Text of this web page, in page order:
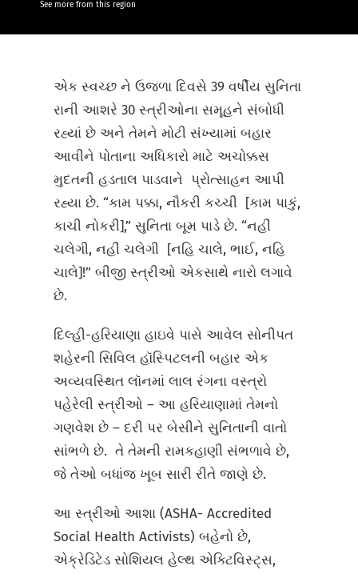
See more from this region
એક સ્વચ્છ ને ઉજળા દિવસે 39 વર્ષીય સુનિતા
રાની આશરે 30 સ્ત્રીઓના સમૂહને સંબોધી
રહ્યાં છે અને તેમને મોટી સંખ્યામાં બહાર
આવીને પોતાના અધિકારો માટે અચોક્કસ
મુદતની હડતાલ પાડવાને પ્રોત્સાહન આપી
રહ્યા છે. “કામ પક્કા, નૌકરી કચ્ચી [કામ પાકું,
કાચી નોકરી],” સુનિતા બૂમ પાડે છે. “નહીં
ચલેગી, નહીં ચલેગી [નહિ ચાલે, ભાઈ, નહિ
ચાલે]!” બીજી સ્ત્રીઓ એકસાથે નારો લગાવે
છે.
દિલ્હી-હરિયાણા હાઇવે પાસે આવેલ સોનીપત
શહેરની સિવિલ હૉસ્પિટલની બહાર એક
અવ્યવસ્થિત લૉનમાં લાલ રંગના વસ્ત્રો
પહેરેલી સ્ત્રીઓ – આ હરિયાણામાં તેમનો
ગણવેશ છે – દરી પર બેસીને સુનિતાની વાતો
સાંભળે છે. તે તેમની રામકહાણી સંભળાવે છે,
જે તેઓ બધાંજ ખૂબ સારી રીતે જાણે છે.
આ સ્ત્રીઓ આશા (ASHA- Accredited
Social Health Activists) બહેનો છે,
એક્રેડિટેડ સોશિયલ હેલ્થ એક્ટિવિસ્ટ્સ,